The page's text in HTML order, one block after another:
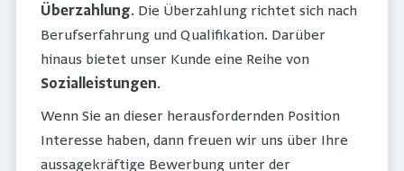
Überzahlung. Die Überzahlung richtet sich nach
Berufserfahrung und Qualifikation. Darüber
hinaus bietet unser Kunde eine Reihe von
Sozialleistungen.
Wenn Sie an dieser herausfordernden Position
Interesse haben, dann freuen wir uns über Ihre
aussagekräftige Bewerbung unter der